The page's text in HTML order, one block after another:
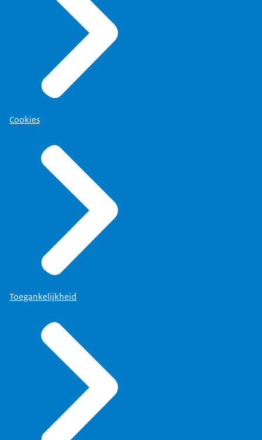
Cookies
Toegankelijkheid